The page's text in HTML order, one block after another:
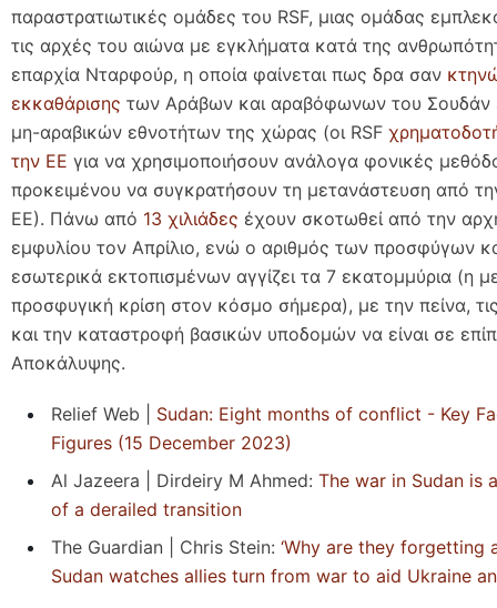
παραστρατιωτικές ομάδες του RSF, μιας ομάδας
τις αρχές του αιώνα με εγκλήματα κατά της
επαρχία Νταρφούρ, η οποία φαίνεται πως δρα σαν
εκκαθάρισης των Αράβων και αραβόφωνων του Σουδάν
μη-αραβικών εθνοτήτων της χώρας (οι RSF
την ΕΕ για να χρησιμοποιήσουν ανάλογα φονικές
προκειμένου να συγκρατήσουν τη μετανάστευση από
ΕΕ). Πάνω από 13 χιλιάδες έχουν σκοτωθεί από την
εμφυλίου τον Απρίλιο, ενώ ο αριθμός των προσφύγων
εσωτερικά εκτοπισμένων αγγίζει τα 7 εκατομμύρια (η
προσφυγική κρίση στον κόσμο σήμερα), με την πείνα,
και την καταστροφή βασικών υποδομών να είναι σε
Αποκάλυψης.
Relief Web | Sudan: Eight months of conflict - Key
Figures (15 December 2023)
Al Jazeera | Dirdeiry M Ahmed: The war in Sudan is
of a derailed transition
The Guardian | Chris Stein: ‘Why are they forgetting
Sudan watches allies turn from war to aid Ukraine